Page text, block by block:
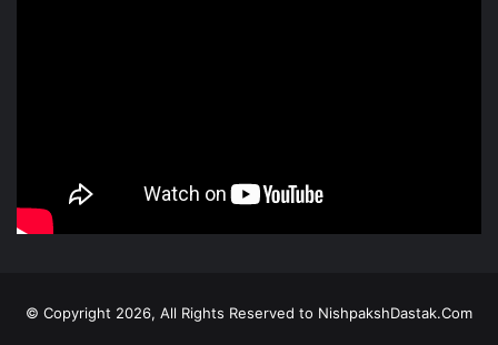
© Copyright 2026, All Rights Reserved to NishpakshDastak.Com